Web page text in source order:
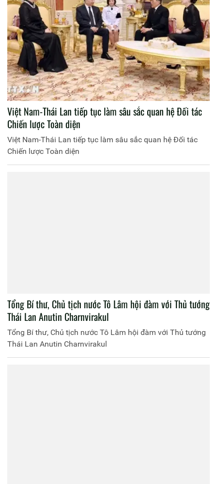
Việt Nam-Thái Lan tiếp tục làm sâu sắc quan hệ Đối tác
Chiến lược Toàn diện
Việt Nam-Thái Lan tiếp tục làm sâu sắc quan hệ Đối tác
Chiến lược Toàn diện
Tổng Bí thư, Chủ tịch nước Tô Lâm hội đàm với Thủ tướng
Thái Lan Anutin Charnvirakul
Tổng Bí thư, Chủ tịch nước Tô Lâm hội đàm với Thủ tướng
Thái Lan Anutin Charnvirakul